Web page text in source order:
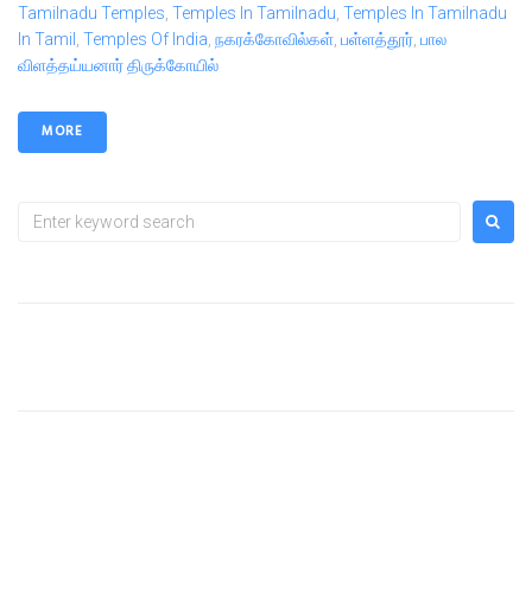
Tamilnadu Temples, Temples In Tamilnadu, Temples In Tamilnadu
In Tamil , Temples Of India, நகரக்கோவில்கள், பள்ளத்தூர், பால
விளத்தய்யனார் திருக்கோயில்
MORE